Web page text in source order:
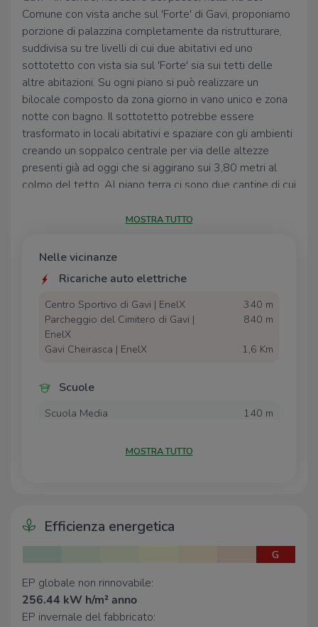
Comune con vista anche sul 'Forte' di Gavi, proponiamo
porzione di palazzina completamente da ristrutturare,
suddivisa su tre livelli di cui due abitativi ed uno
sottotetto con vista sia sul 'Forte' sia sui tetti delle
altre abitazioni. Su ogni piano si può realizzare un
bilocale composto da zona giorno in vano unico e zona
notte con bagno. Il sottotetto potrebbe essere
trasformato in locali abitativi e spaziare con gli ambienti
creando un soppalco centrale per via delle altezze
presenti già ad oggi che si aggirano sui 3,80 metri al
colmo del tetto. Al piano terra ci sono due cantine di cui
centralissima ed ottima opportunità anche ad uso
MOSTRA TUTTO
Nelle vicinanze
Ricariche auto elettriche
Centro Sportivo di Gavi | EnelX
340 m
Parcheggio del Cimitero di Gavi |
EnelX
840 m
Gavi Cheirasca | EnelX 1,6 Km
Scuole
Scuola Media 140 m
1,6 Km
Negozi
supermercato
MOSTRA TUTTO
Efficienza energetica
G
EP globale non rinnovabile:
256.44 kW h/m² anno
EP invernale del fabbricato: